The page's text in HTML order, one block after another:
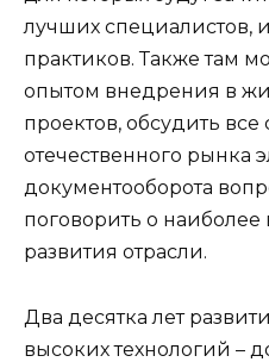
лучших специалистов,
практиков. Также там
опытом внедрения в
проектов, обсудить
отечественного рынка
документооборота
поговорить о
развития отрасли.
Два десятка лет
высоких технологий –